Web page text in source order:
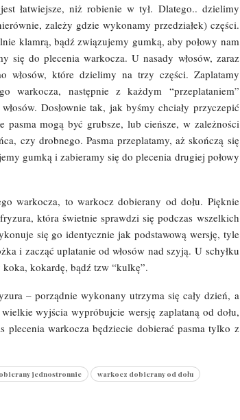
łatwiejsze, niż robienie w tył. Dlatego.. dzielimy
zależy gdzie wykonamy przedziałek) części.
klamrą, bądź związujemy gumką, aby połowy nam
się do plecenia warkocza. U nasady włosów, zaraz
włosów, które dzielimy na trzy części. Zaplatamy
warkocza, następnie z każdym “przeplataniem”
Dosłownie tak, jak byśmy chciały przyczepić
pasma mogą być grubsze, lub cieńsze, w zależności
czy drobnego. Pasma przeplatamy, aż skończą się
gumką i zabieramy się do plecenia drugiej połowy
warkocza, to warkocz dobierany od dołu. Pięknie
która świetnie sprawdzi się podczas wszelkich
się go identycznie jak podstawową wersję, tyle
i zacząć uplatanie od włosów nad szyją. U schyłku
koka, kokardę, bądź tzw “kulkę”.
– porządnie wykonany utrzyma się cały dzień, a
wyjścia wypróbujcie wersję zaplataną od dołu,
plecenia warkocza będziecie dobierać pasma tylko z
jednostronnie warkocz dobierany od dołu